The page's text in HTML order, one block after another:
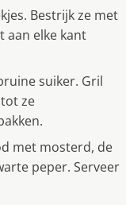
Bestrijk ze met
aan elke kant
suiker. Gril
ze
met mosterd, de
peper. Serveer